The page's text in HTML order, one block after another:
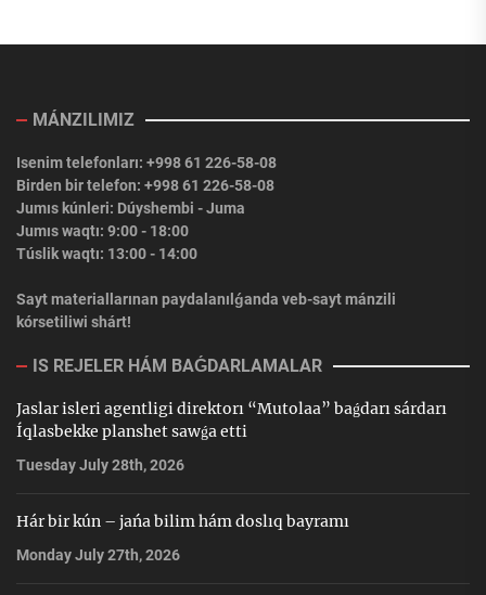
MÁNZILIMIZ
Isenim telefonları: +998 61 226-58-08
Birden bir telefon: +998 61 226-58-08
Jumıs kúnleri: Dúyshembi - Juma
Jumıs waqtı: 9:00 - 18:00
Túslik waqtı: 13:00 - 14:00
Sayt materiallarınan paydalanılǵanda veb-sayt mánzili
kórsetiliwi shárt!
IS REJELER HÁM BAǴDARLAMALAR
Jaslar isleri agentligi direktorı “Mutolaa” baǵdarı sárdarı
Íqlasbekke planshet sawǵa etti
Tuesday July 28th, 2026
Hár bir kún – jańa bilim hám doslıq bayramı
Monday July 27th, 2026